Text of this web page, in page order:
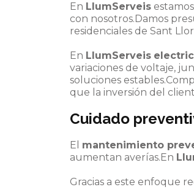
En LlumServeis
con nosotros.Damos
residenciales de Sant
En LlumServeis
variaciones de voltaje,
soluciones
que la inversión del
Cuidado
El mantenimiento
aumentan averías.En
Gracias a este enfoque